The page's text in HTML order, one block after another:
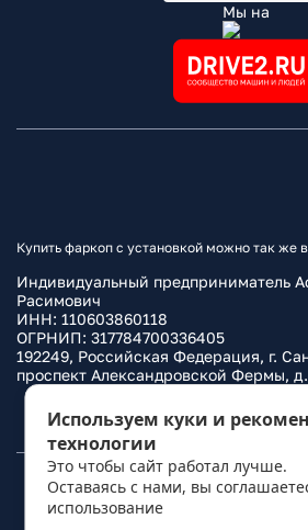
Мы на
Купить фаркоп с установкой можно так же
Индивидуальный предприниматель
Расимович
ИНН: 110603860118
ОГРНИП: 317784700336405
192249, Российская Федерация, г.
проспект Александровской Фермы,
Политика
© 2010– 2026
Используем куки и
технологии
Это чтобы сайт работал лучше.
Оставаясь с нами, вы
использование